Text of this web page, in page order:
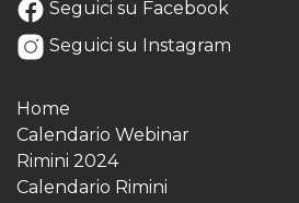
Seguici su Facebook
Seguici su Instagram
Home
Calendario Webinar
Rimini 2024
Calendario Rimini